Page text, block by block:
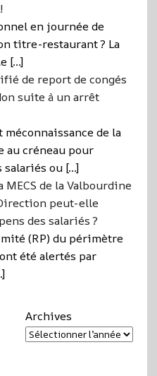
en journée de
titre-restaurant ? La
[…]
de report de congés
suite à un arrêt
de la
au créneau pour
ou […]
MECS de la Valbourdine
peut-elle
des salariés ?
(RP) du périmètre
été alertés par
Archives